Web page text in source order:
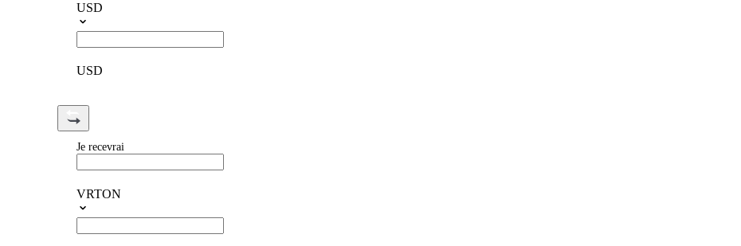
USD
USD
Je recevrai
VRTON